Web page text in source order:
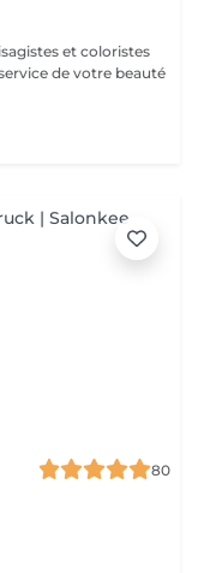
et coloristes
de votre beauté
80